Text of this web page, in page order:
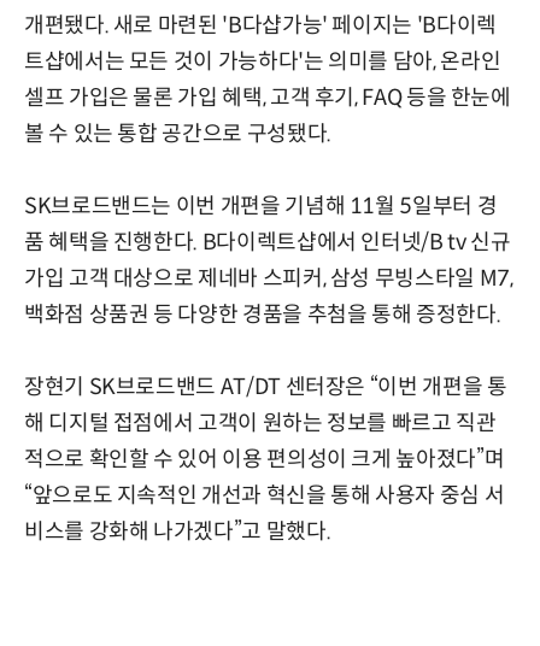
개편됐다. 새로 마련된 'B다샵가능' 페이지는 'B다이렉
트샵에서는 모든 것이 가능하다'는 의미를 담아, 온라인
셀프 가입은 물론 가입 혜택, 고객 후기, FAQ 등을 한눈에
볼 수 있는 통합 공간으로 구성됐다.
SK브로드밴드는 이번 개편을 기념해 11월 5일부터 경
품 혜택을 진행한다. B다이렉트샵에서 인터넷/B tv 신규
가입 고객 대상으로 제네바 스피커, 삼성 무빙스타일 M7,
백화점 상품권 등 다양한 경품을 추첨을 통해 증정한다.
장현기 SK브로드밴드 AT/DT 센터장은 “이번 개편을 통
해 디지털 접점에서 고객이 원하는 정보를 빠르고 직관
적으로 확인할 수 있어 이용 편의성이 크게 높아졌다”며
“앞으로도 지속적인 개선과 혁신을 통해 사용자 중심 서
비스를 강화해 나가겠다”고 말했다.